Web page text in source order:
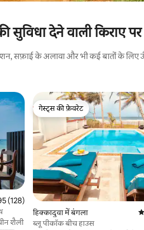
देने वाली किराए
सफ़ाई के अलावा और भी कई बातों के लिए
5 में से 4.95, 128 समीक्षाएँ
(128)
शैली
गेस्ट्स की फ़ेवरेट
गेस्ट्स की फ़ेवरेट
हिक्कादुवा में बंगला
ब्लू पीकॉक बीच हाउस